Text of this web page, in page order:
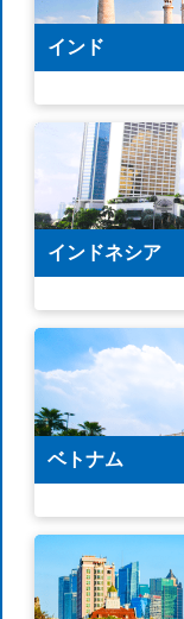
インド
インドネシア
ベトナム